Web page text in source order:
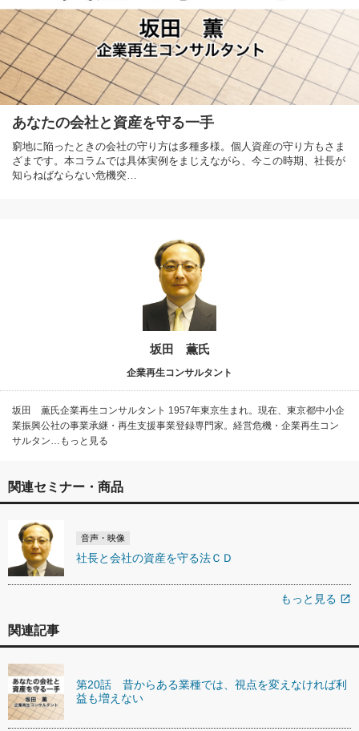
あなたの会社と資産を守る一手
窮地に陥ったときの会社の守り方は多種多様。個人資産の守り方もさま
ざまです。本コラムでは具体実例をまじえながら、今この時期、社長が
知らねばならない危機突…
坂田 薫氏
企業再生コンサルタント
坂田 薫氏企業再生コンサルタント 1957年東京生まれ。現在、東京都中小企
業振興公社の事業承継・再生支援事業登録専門家。経営危機・企業再生コン
サルタン…もっと見る
関連セミナー・商品
音声・映像
社長と会社の資産を守る法ＣＤ
もっと見る open_in_new
関連記事
第20話 昔からある業種では、視点を変えなければ利
益も増えない